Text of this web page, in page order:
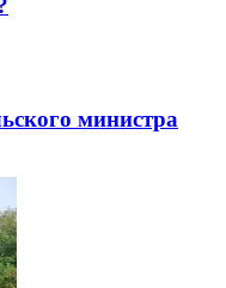
министра